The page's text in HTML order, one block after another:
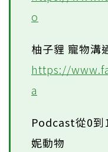
o
柚子貍 寵物溝
https://
a
Podcast從0到
妮動物